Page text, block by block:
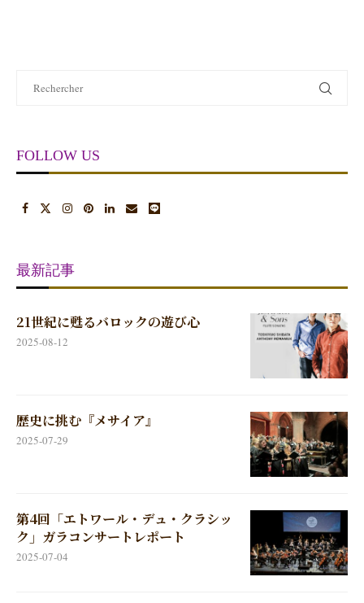
FOLLOW US
最新記事
21世紀に甦るバロックの遊び心
2025-08-12
歴史に挑む『メサイア』
2025-07-29
第4回「エトワール・デュ・クラシッ
ク」ガラコンサートレポート
2025-07-04